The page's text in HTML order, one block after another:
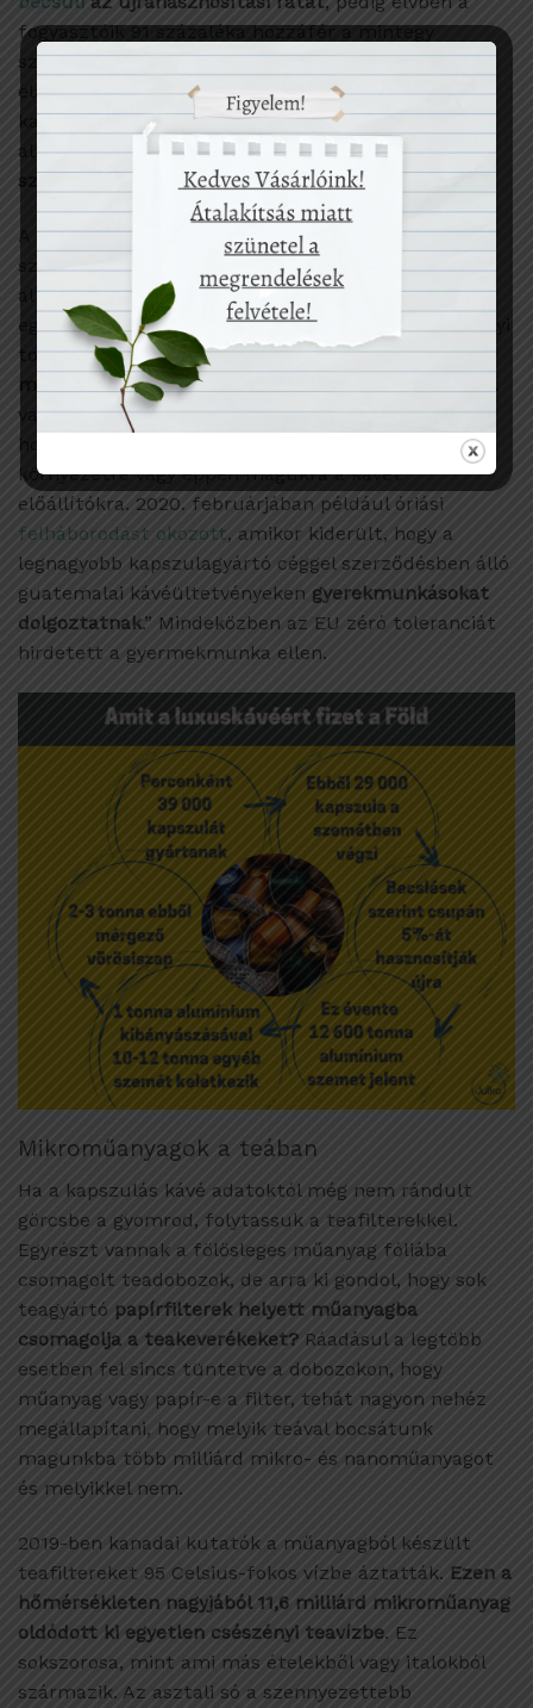
fogyasztóik 91 százaléka hozzáfér a mintegy
százezer kapszulagyűjtő pont egyikéhez. Az évente
eladott, konzervatív becslések szerint 14 milliárd
kapszulával és adagonként 0,9 gramm
alumíniummal számolva ez évente 12 600 tonna
szemétdombra kerülő alumíniumotjelent.
A Quibit.hu cikke alapján: “Nem csupán a
szeméthegyek jelentenek problémát, hanem az
alumínium gyártásával járó környezeti terhelés is:
egy tonna alumínium kibányászásával 10-12 tonnányi
további szemét keletkezik,beleértve 2-3 tonnányi
mérgező vörösiszapot.
vagy a kávékapszulák szállításáról, valamint arról,
környezetre vagy éppen magukra a kávét
előállítókra. 2020. februárjában például óriási
felháborodást okozott, amikor kiderült, hogy a
legnagyobb kapszulagyártó céggel szerződésben álló
guatemalai kávéültetvényeken gyerekmunkásokat
dolgoztatnak.” Mindeközben az EU zéró toleranciát
hirdetett a gyermekmunka ellen.
Mikroműanyagok a teában
Ha a kapszulás kávé adatoktól még nem rándult
görcsbe a gyomrod, folytassuk a teafilterekkel.
Egyrészt vannak a fölösleges műanyag fóliába
csomagolt teadobozok, de arra ki gondol, hogy sok
teagyártó papírfilterek helyett műanyagba
csomagolja a teakeverékeket? Ráadásul a legtöbb
esetben fel sincs tüntetve a dobozokon, hogy
műanyag vagy papír-e a filter, tehát nagyon nehéz
megállapítani, hogy melyik teával bocsátunk
magunkba több milliárd mikro- és nanoműanyagot
és melyikkel nem.
2019-ben kanadai kutatók a műanyagból készült
teafiltereket 95 Celsius-fokos vízbe áztatták. Ezen a
hőmérsékleten nagyjából 11,6 milliárd mikroműanyag
oldódott ki egyetlen csészényi teavízbe. Ez
sokszorosa, mint ami más ételekből vagy italokból
származik. Az asztali só a szennyezettebb